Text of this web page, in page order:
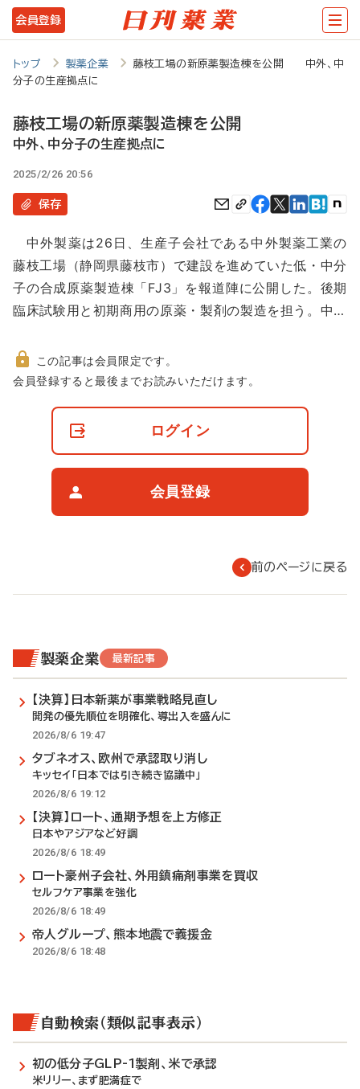
メ
イ
テ
ツ
に
動
会員登録
トップ 製薬企業
藤枝工場の新原薬製造棟を公開 中外、中
分子の生産拠点に
藤枝工場の新原薬製造棟を公開
中外、中分子の生産拠点に
2025/2/26 20:56
保存
中外製薬は26日、生産子会社である中外製薬工業の
藤枝工場（静岡県藤枝市）で建設を進めていた低・中分
子の合成原薬製造棟「FJ3」を報道陣に公開した。後期
臨床試験用と初期商用の原薬・製剤の製造を担う。中…
非
この記事は会員限定です。
会員登録すると最後までお読みいただけます。
ログイン
会員登録
前のページに戻る
製薬企業 最新記事
【決算】日本新薬が事業戦略見直し
開発の優先順位を明確化、導出入を盛んに
2026/8/6 19:47
タブネオス、欧州で承認取り消し
キッセイ「日本では引き続き協議中」
2026/8/6 19:12
【決算】ロート、通期予想を上方修正
日本やアジアなど好調
2026/8/6 18:49
ロート豪州子会社、外用鎮痛剤事業を買収
セルフケア事業を強化
2026/8/6 18:49
帝人グループ、熊本地震で義援金
2026/8/6 18:48
自動検索（類似記事表示）
初の低分子GLP-1製剤、米で承認
米リリー、まず肥満症で